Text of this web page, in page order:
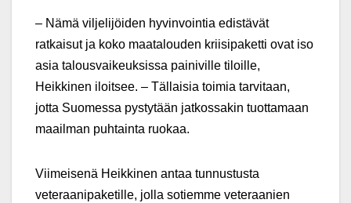
– Nämä viljelijöiden hyvinvointia edistävät
ratkaisut ja koko maatalouden kriisipaketti ovat iso
asia talousvaikeuksissa painiville tiloille,
Heikkinen iloitsee. – Tällaisia toimia tarvitaan,
jotta Suomessa pystytään jatkossakin tuottamaan
maailman puhtainta ruokaa.
Viimeisenä Heikkinen antaa tunnustusta
veteraanipaketille, jolla sotiemme veteraanien